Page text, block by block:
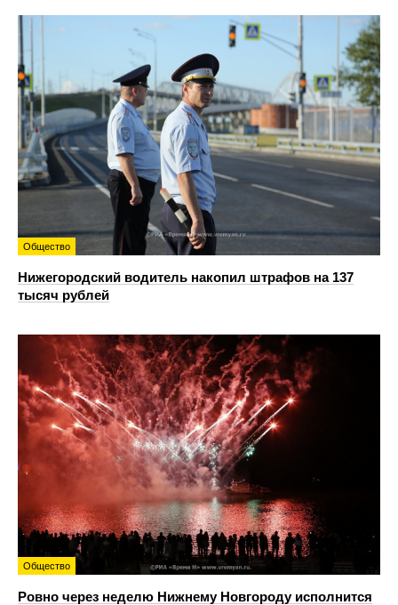
Общество
Нижегородский водитель накопил штрафов на 137
тысяч рублей
Общество
Ровно через неделю Нижнему Новгороду исполнится